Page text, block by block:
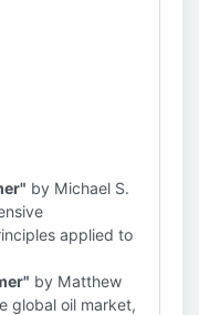
by Michael S.
applied to
by Matthew
global oil market,